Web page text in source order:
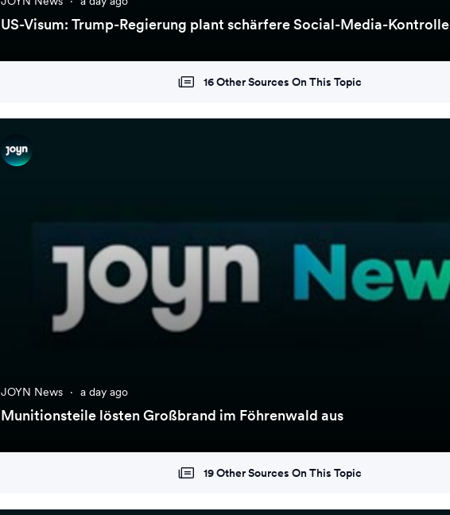
US-Visum: Trump-Regierung plant schärfere Social-Media-
16 Other Sources On This Topic
JOYN News · a day ago
Munitionsteile lösten Großbrand im Föhrenwald aus
19 Other Sources On This Topic